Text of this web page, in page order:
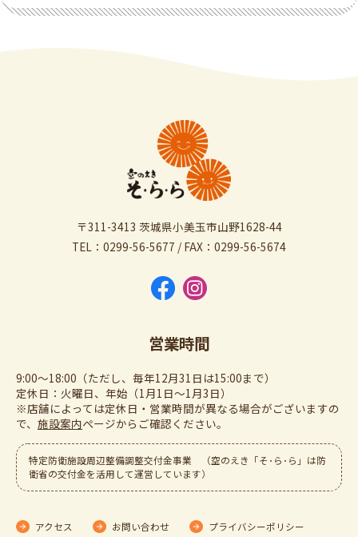
〒311-3413 茨城県小美玉市山野1628-44
TEL：0299-56-5677 / FAX：0299-56-5674
営業時間
9:00～18:00（ただし、毎年12月31日は15:00まで）
定休日：火曜日、年始（1月1日～1月3日）
※店舗によっては定休日・営業時間が異なる場合がございますの
で、 施設案内ぺージからご確認ください。
特定防衛施設周辺整備調整交付金事業 （空のえき「そ･ら･ら」は防
衛省の交付金を活用して運営しています）
アクセス お問い合わせ プライバシーポリシー